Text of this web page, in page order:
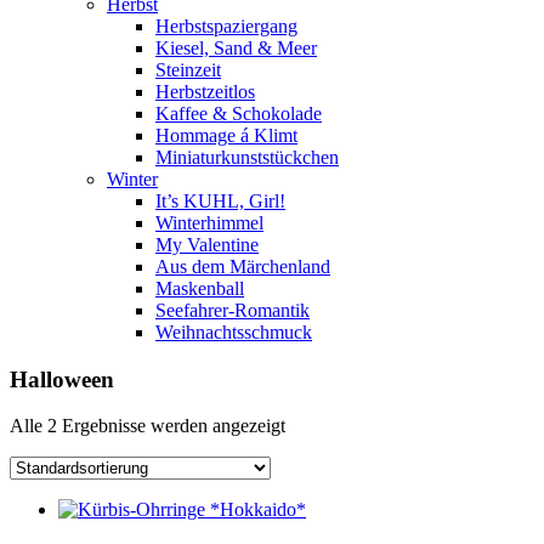
Herbst
Herbstspaziergang
Kiesel, Sand & Meer
Steinzeit
Herbstzeitlos
Kaffee & Schokolade
Hommage á Klimt
Miniaturkunststückchen
Winter
It’s KUHL, Girl!
Winterhimmel
My Valentine
Aus dem Märchenland
Maskenball
Seefahrer-Romantik
Weihnachtsschmuck
Halloween
Alle 2 Ergebnisse werden angezeigt